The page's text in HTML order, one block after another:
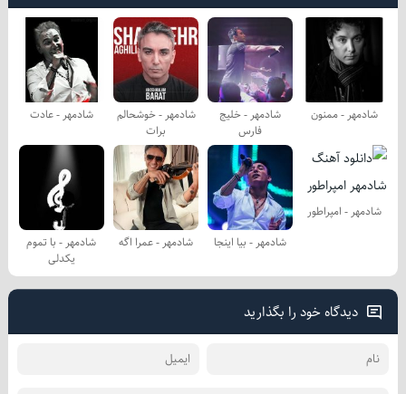
شادمهر - ممنون
شادمهر - خلیج
فارس
شادمهر - خوشحالم
برات
شادمهر - عادت
شادمهر - امپراطور
شادمهر - بیا اینجا
شادمهر - عمرا اگه
شادمهر - با تموم
یكدلی
دیدگاه خود را بگذارید